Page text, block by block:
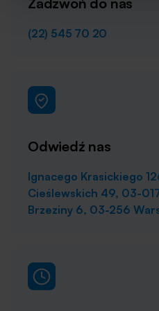
(22) 545 70 20
Odwiedź nas
Ignacego Krasickiego
Cieślewskich 49, 03-
Brzeziny 6, 03-256